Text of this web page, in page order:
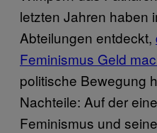
letzten Jahren haben
Abteilungen entdeckt,
Feminismus Geld
politische Bewegung
Nachteile: Auf der
Feminismus und